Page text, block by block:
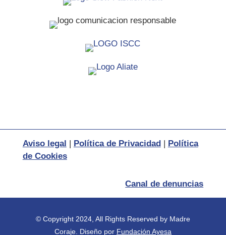
Aviso legal | Política de Privacidad | Política
de Cookies
Canal de denuncias
© Copyright 2024, All Rights Reserved by Madre
Coraje. Diseño por Fundación Ayesa